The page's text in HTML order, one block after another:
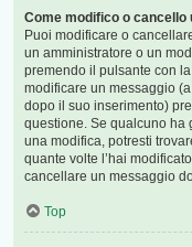
Come modifico o cancello
Puoi modificare o
un amministratore o un
premendo il pulsante con
modificare un messaggio
dopo il suo inserimento)
questione. Se qualcuno ha
una modifica, potresti
quante volte l’hai
cancellare un messaggio
Top